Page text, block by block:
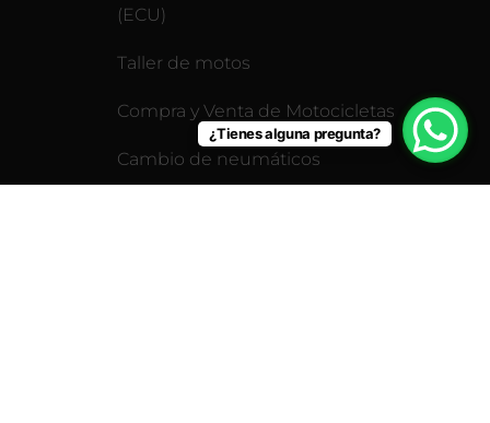
(ECU)
Taller de motos
Compra y Venta de Motocicletas
Cambio de neumáticos
¿Tienes alguna pregunta?